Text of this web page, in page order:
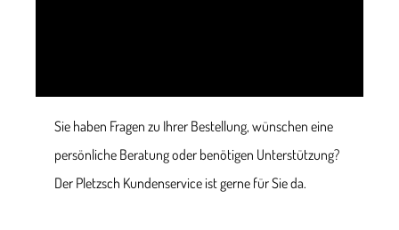
Sie haben Fragen zu Ihrer Bestellung, wünschen eine
persönliche Beratung oder benötigen Unterstützung?
Der Pletzsch Kundenservice ist gerne für Sie da.